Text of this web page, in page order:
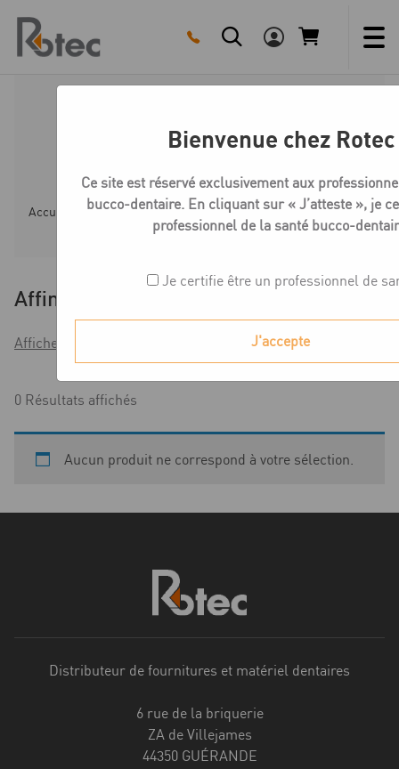
content
Medentika B-Série
MedentiCad
Accueil Boutique Compatible Bredent SKY
Affiner
Afficher les filtres
0 Résultats affichés
Aucun produit ne correspond à votre sélection.
Distributeur de fournitures et matériel dentaires
6 rue de la briquerie
ZA de Villejames
44350 GUÉRANDE
Bienvenue chez Rotec
Ce site est réservé exclusivement aux
bucco-dentaire. En cliquant sur « J’atteste », je
professionnel de la santé bucco-
Je certifie être un professionnel de
J'accepte